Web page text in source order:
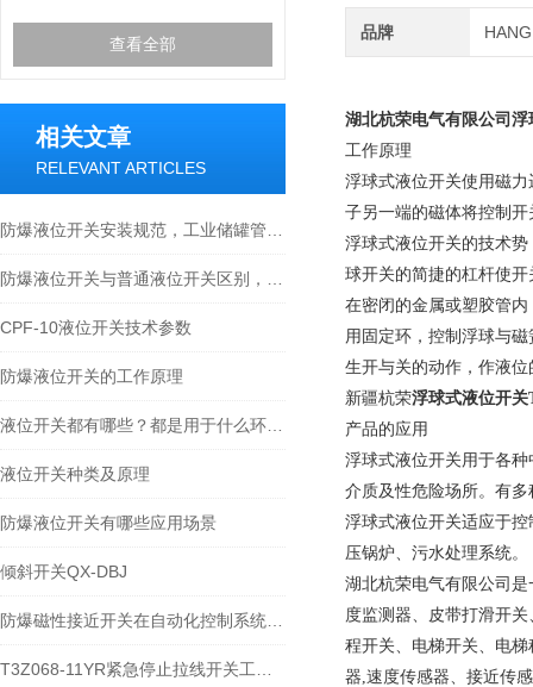
查看全部
相关文章
RELEVANT ARTICLES
CPF-10液位开关技术参数
防爆液位开关的工作原理
液位开关种类及原理
防爆液位开关有哪些应用场景
倾斜开关QX-DBJ
品牌
湖北杭荣电气有限公司 浮
工作原理
浮球式液位开关使用磁
子另一端的磁体将控制
浮球式液位开关的技术
球开关的简捷的杠杆使
在密闭的金属或塑胶管
用固定环，控制浮球与
生开与关的动作，作液
新疆杭荣浮球式液位开
产品的应用
浮球式液位开关用于各
介质及性危险场所。有
浮球式液位开关适应于
压锅炉、污水处理系统。
湖北杭荣电气有限公司
度监测器、皮带打滑开
程开关、电梯开关、电
器,速度传感器、接近传